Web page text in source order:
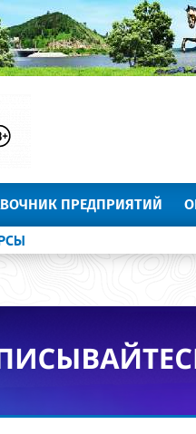
ПРЕДПРИЯТИЙ